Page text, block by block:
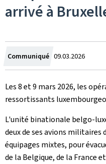
arrivé à
Communiqué Crée
le
09.03.2026
Les 8 et 9 mars 2026, les
ressortissants
L'unité binationale belgo-
deux de ses avions militaires
équipages mixtes, pour
de la Belgique, de la France